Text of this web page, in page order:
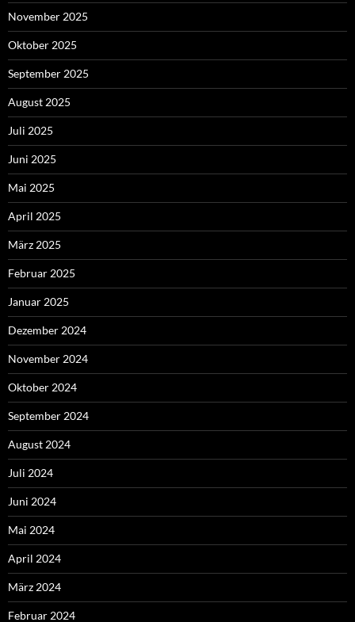
November 2025
Oktober 2025
September 2025
August 2025
Juli 2025
Juni 2025
Mai 2025
April 2025
März 2025
Februar 2025
Januar 2025
Dezember 2024
November 2024
Oktober 2024
September 2024
August 2024
Juli 2024
Juni 2024
Mai 2024
April 2024
März 2024
Februar 2024